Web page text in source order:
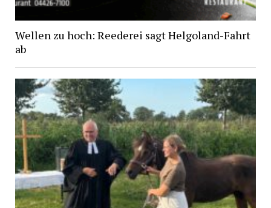
Wellen zu hoch: Reederei sagt Helgoland-Fahrt
ab